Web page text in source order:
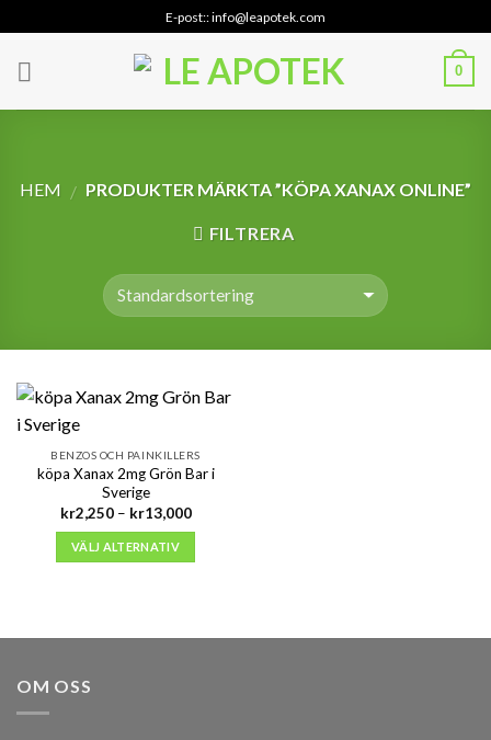
to
content
E-post:: info@leapotek.com
0
HEM / PRODUKTER MÄRKTA ”KÖPA XANAX ONLINE”
FILTRERA
BENZOS OCH PAINKILLERS
köpa Xanax 2mg Grön Bar i
Sverige
kr2,250 – kr13,000Prisintervall:
VÄLJ ALTERNATIV
OM OSS